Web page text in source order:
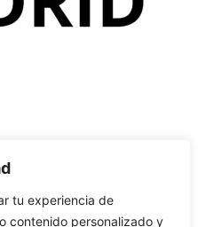
tu experiencia de
contenido personalizado y
y cultura